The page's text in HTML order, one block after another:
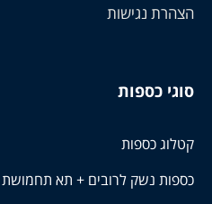
הצהרת נגישות
סוגי כספות
קטלוג כספות
כספות נשק לרובים + תא תחמושת